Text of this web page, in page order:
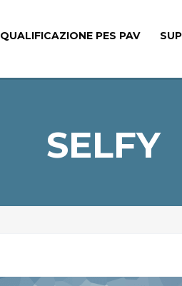
QUALIFICAZIONE PES PAV
SELFY